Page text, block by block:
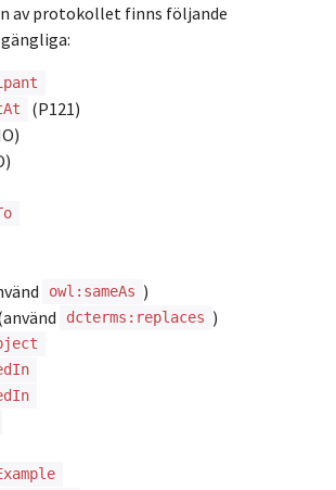
av protokollet finns följande
(P121)
owl:sameAs )
dcterms:replaces )